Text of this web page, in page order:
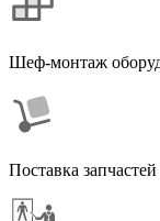
Шеф-монтаж
Поставка